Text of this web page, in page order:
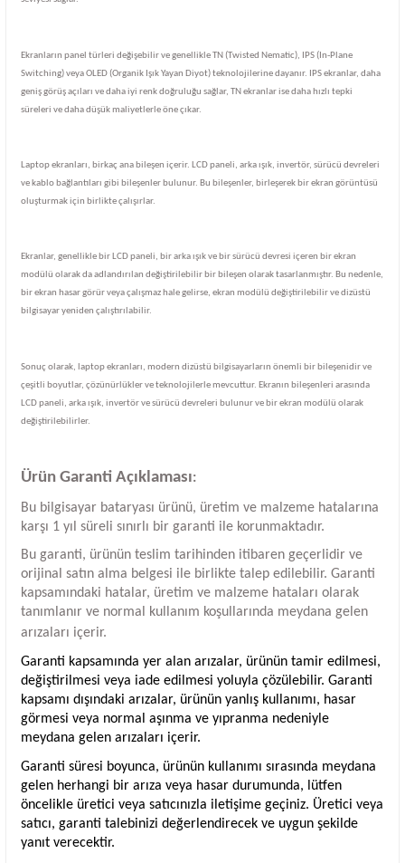
Ekranların panel türleri değişebilir ve genellikle TN (Twisted Nematic), IPS (In-Plane
Switching) veya OLED (Organik Işık Yayan Diyot) teknolojilerine dayanır. IPS ekranlar, daha
geniş görüş açıları ve daha iyi renk doğruluğu sağlar, TN ekranlar ise daha hızlı tepki
süreleri ve daha düşük maliyetlerle öne çıkar.
Laptop ekranları, birkaç ana bileşen içerir. LCD paneli, arka ışık, invertör, sürücü devreleri
ve kablo bağlantıları gibi bileşenler bulunur. Bu bileşenler, birleşerek bir ekran görüntüsü
oluşturmak için birlikte çalışırlar.
Ekranlar, genellikle bir LCD paneli, bir arka ışık ve bir sürücü devresi içeren bir ekran
modülü olarak da adlandırılan değiştirilebilir bir bileşen olarak tasarlanmıştır. Bu nedenle,
bir ekran hasar görür veya çalışmaz hale gelirse, ekran modülü değiştirilebilir ve dizüstü
bilgisayar yeniden çalıştırılabilir.
Sonuç olarak, laptop ekranları, modern dizüstü bilgisayarların önemli bir bileşenidir ve
çeşitli boyutlar, çözünürlükler ve teknolojilerle mevcuttur. Ekranın bileşenleri arasında
LCD paneli, arka ışık, invertör ve sürücü devreleri bulunur ve bir ekran modülü olarak
değiştirilebilirler.
Ürün Garanti Açıklaması:
Bu bilgisayar bataryası ürünü, üretim ve malzeme hatalarına
karşı 1 yıl süreli sınırlı bir garanti ile korunmaktadır.
Bu garanti, ürünün teslim tarihinden itibaren geçerlidir ve
orijinal satın alma belgesi ile birlikte talep edilebilir. Garanti
kapsamındaki hatalar, üretim ve malzeme hataları olarak
tanımlanır ve normal kullanım koşullarında meydana gelen
arızaları içerir.
Garanti kapsamında yer alan arızalar, ürünün tamir edilmesi,
değiştirilmesi veya iade edilmesi yoluyla çözülebilir. Garanti
kapsamı dışındaki arızalar, ürünün yanlış kullanımı, hasar
görmesi veya normal aşınma ve yıpranma nedeniyle
meydana gelen arızaları içerir.
Garanti süresi boyunca, ürünün kullanımı sırasında meydana
gelen herhangi bir arıza veya hasar durumunda, lütfen
öncelikle üretici veya satıcınızla iletişime geçiniz. Üretici veya
satıcı, garanti talebinizi değerlendirecek ve uygun şekilde
yanıt verecektir.